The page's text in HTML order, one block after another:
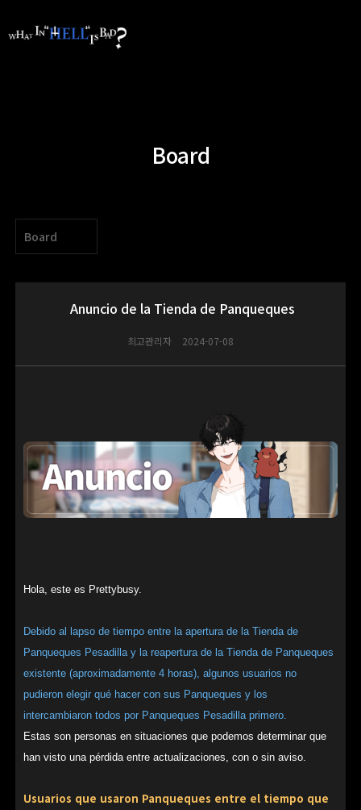
Board
Board
Anuncio de la Tienda de Panqueques
최고관리자 2024-07-08
Hola, este es Prettybusy.
Debido al lapso de tiempo entre la apertura de la Tienda de
Panqueques Pesadilla y la reapertura de la Tienda de Panqueques
existente (aproximadamente 4 horas), algunos usuarios no
pudieron elegir qué hacer con sus Panqueques y los
intercambiaron todos por Panqueques Pesadilla primero.
Estas son personas en situaciones que podemos determinar que
han visto una pérdida entre actualizaciones, con o sin aviso.
Usuarios que usaron Panqueques entre el tiempo que